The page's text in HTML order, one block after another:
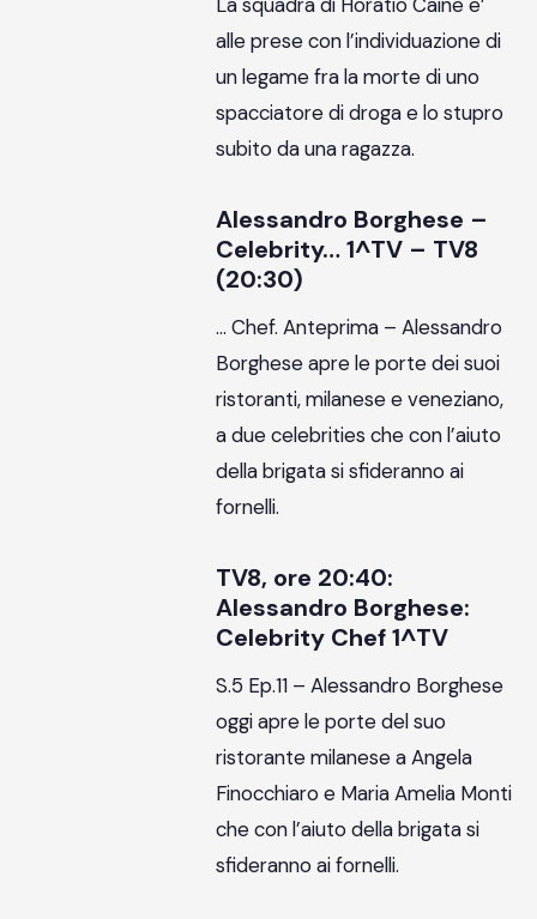
alle prese con l’individuazione di
un legame fra la morte di uno
spacciatore di droga e lo stupro
subito da una ragazza.
Alessandro Borghese –
Celebrity… 1^TV – TV8
(20:30)
… Chef. Anteprima – Alessandro
Borghese apre le porte dei suoi
ristoranti, milanese e veneziano,
a due celebrities che con l’aiuto
della brigata si sfideranno ai
fornelli.
TV8, ore 20:40:
Alessandro Borghese:
Celebrity Chef 1^TV
S.5 Ep.11 – Alessandro Borghese
oggi apre le porte del suo
ristorante milanese a Angela
Finocchiaro e Maria Amelia Monti
che con l’aiuto della brigata si
sfideranno ai fornelli.